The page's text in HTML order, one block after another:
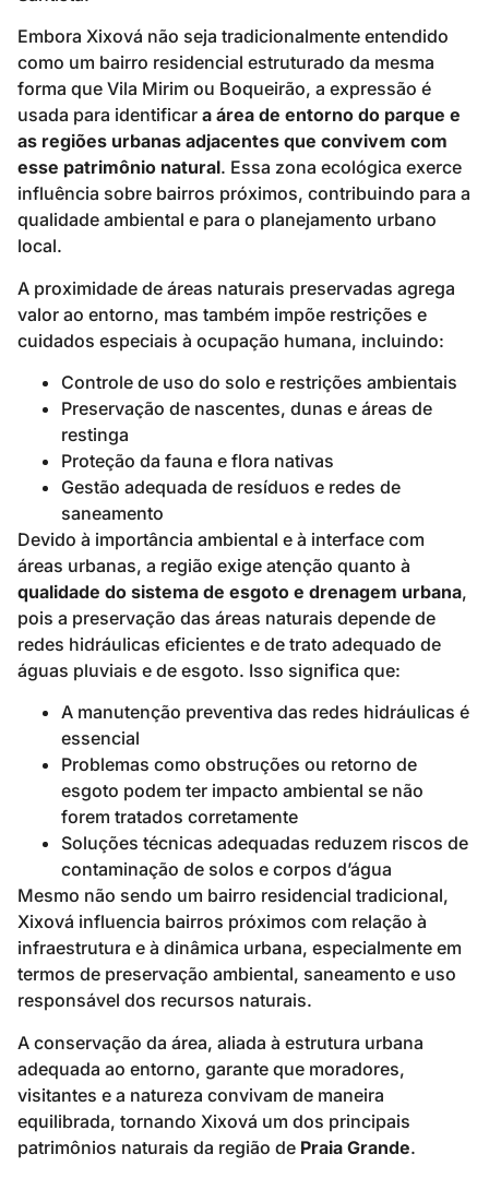
Embora Xixová não seja tradicionalmente entendido
como um bairro residencial estruturado da mesma
forma que Vila Mirim ou Boqueirão, a expressão é
usada para identificar a área de entorno do parque e
as regiões urbanas adjacentes que convivem com
esse patrimônio natural. Essa zona ecológica exerce
influência sobre bairros próximos, contribuindo para a
qualidade ambiental e para o planejamento urbano
local.
A proximidade de áreas naturais preservadas agrega
valor ao entorno, mas também impõe restrições e
cuidados especiais à ocupação humana, incluindo:
Controle de uso do solo e restrições ambientais
Preservação de nascentes, dunas e áreas de
restinga
Proteção da fauna e flora nativas
Gestão adequada de resíduos e redes de
saneamento
Devido à importância ambiental e à interface com
áreas urbanas, a região exige atenção quanto à
qualidade do sistema de esgoto e drenagem urbana,
pois a preservação das áreas naturais depende de
redes hidráulicas eficientes e de trato adequado de
águas pluviais e de esgoto. Isso significa que:
A manutenção preventiva das redes hidráulicas é
essencial
Problemas como obstruções ou retorno de
esgoto podem ter impacto ambiental se não
forem tratados corretamente
Soluções técnicas adequadas reduzem riscos de
contaminação de solos e corpos d’água
Mesmo não sendo um bairro residencial tradicional,
Xixová influencia bairros próximos com relação à
infraestrutura e à dinâmica urbana, especialmente em
termos de preservação ambiental, saneamento e uso
responsável dos recursos naturais.
A conservação da área, aliada à estrutura urbana
adequada ao entorno, garante que moradores,
visitantes e a natureza convivam de maneira
equilibrada, tornando Xixová um dos principais
patrimônios naturais da região de Praia Grande.